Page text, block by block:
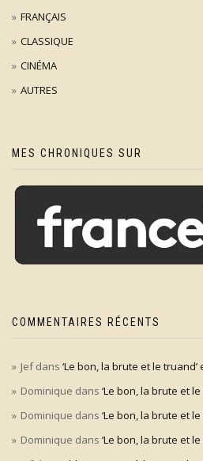
FRANÇAIS
CLASSIQUE
CINÉMA
AUTRES
MES CHRONIQUES SUR
COMMENTAIRES RÉCENTS
Jefdans ‘Le bon, la brute et le
Dominique dans ‘Le bon, la brute et
Dominique dans ‘Le bon, la brute et
Dominique dans ‘Le bon, la brute et